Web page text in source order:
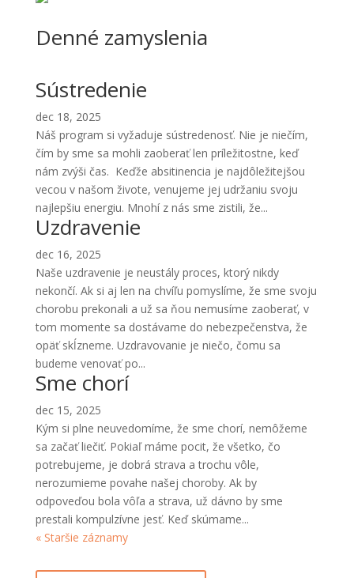
Denné zamyslenia
Sústredenie
dec 18, 2025
Náš program si vyžaduje sústredenosť. Nie je niečím,
čím by sme sa mohli zaoberať len príležitostne, keď
nám zvýši čas. Keďže absitinencia je najdôležitejšou
vecou v našom živote, venujeme jej udržaniu svoju
najlepšiu energiu. Mnohí z nás sme zistili, že...
Uzdravenie
dec 16, 2025
Naše uzdravenie je neustály proces, ktorý nikdy
nekončí. Ak si aj len na chvíľu pomyslíme, že sme svoju
chorobu prekonali a už sa ňou nemusíme zaoberať, v
tom momente sa dostávame do nebezpečenstva, že
opäť skĺzneme. Uzdravovanie je niečo, čomu sa
budeme venovať po...
Sme chorí
dec 15, 2025
Kým si plne neuvedomíme, že sme chorí, nemôžeme
sa začať liečiť. Pokiaľ máme pocit, že všetko, čo
potrebujeme, je dobrá strava a trochu vôle,
nerozumieme povahe našej choroby. Ak by
odpoveďou bola vôľa a strava, už dávno by sme
prestali kompulzívne jesť. Keď skúmame...
« Staršie záznamy